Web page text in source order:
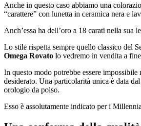
Anche in questo caso abbiamo una
“carattere” con lunetta in ceramica nera e
Anch’essa ha dell’oro a 18 carati nella sua
Lo stile rispetta sempre quello classico del
Omega Rovato lo vedremo in vendita a
In questo modo potrebbe essere
desiderato. Una particolarità unica è data
orologio da polso.
Esso è assolutamente indicato per i